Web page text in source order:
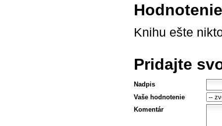
Knihu ešte
Pridajte
Nadpis
Vaše hodnotenie
Komentár